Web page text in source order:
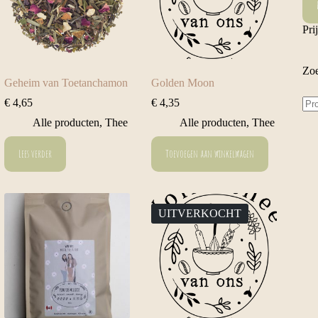
Geheim van Toetanchamon
€4,65
Alle producten, Thee
Lees verder
Golden Moon
€4,35
Alle producten, Thee
Toevoegen aan winkelwagen
UITVERKOCHT